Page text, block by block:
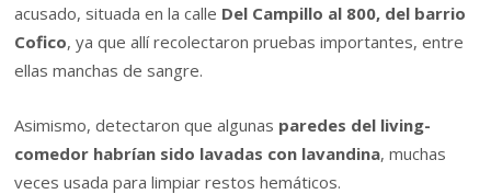
acusado, situada en la calle Del Campillo al 800, del barrio
Cofico, ya que allí recolectaron pruebas importantes, entre
ellas manchas de sangre.
Asimismo, detectaron que algunas paredes del living-
comedor habrían sido lavadas con lavandina, muchas
veces usada para limpiar restos hemáticos.